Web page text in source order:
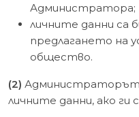
Администратора;
личните данни са
предлагането на
общество.
(2) Администраторът
личните данни, ако ги